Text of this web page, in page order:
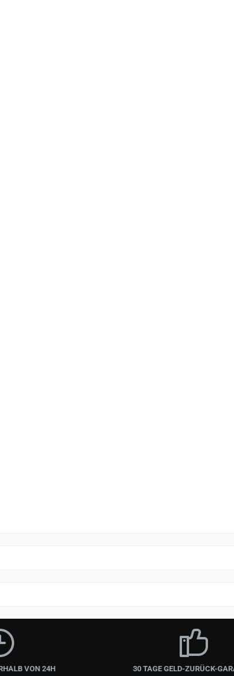
VON 24H 30 TAGE GELD-ZURÜCK-